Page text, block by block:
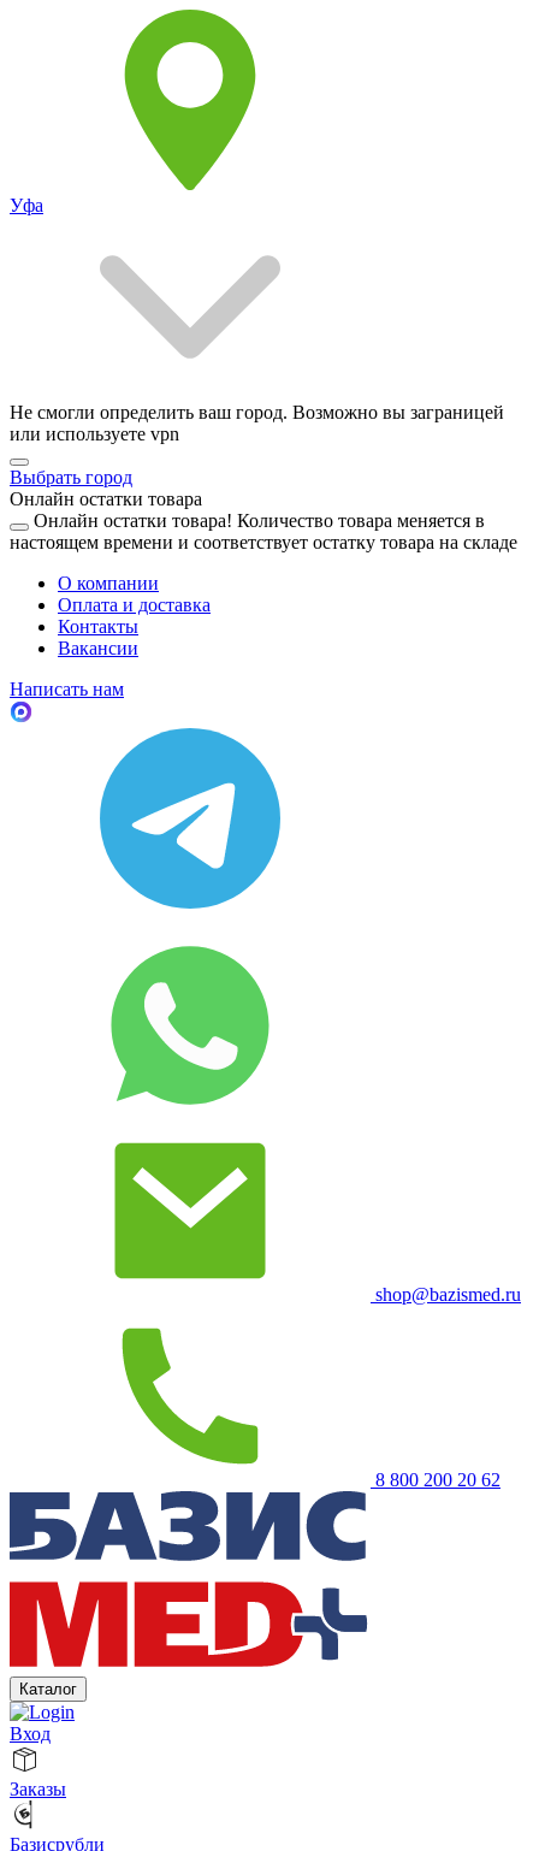
Уфа
Не смогли определить ваш город. Возможно вы заграницей
или используете vpn
Выбрать город
Онлайн остатки товара
Онлайн остатки товара! Количество товара меняется в
настоящем времени и соответствует остатку товара на складе
О компании
Оплата и доставка
Контакты
Вакансии
Написать нам
shop@bazismed.ru
8 800 200 20 62
Каталог
Вход
Заказы
Базисрубли